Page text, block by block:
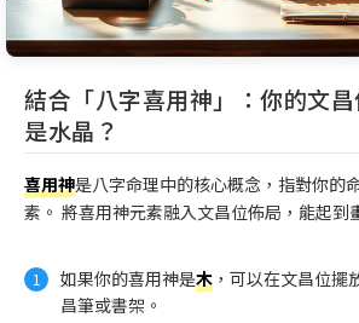
結合「八字喜用神」：你的文
是水晶？
喜用神是八字命理中的核心概念，指對你的
素。 將喜用神元素融入文昌位佈局，能起到
如果你的喜用神是木 ，可以在文昌位擺
昌筆或書架。